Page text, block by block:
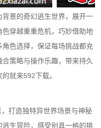
景的奇幻逃生世界，展开一
穿越重重危机，巧妙借助地
色选择，保证每场挑战都充
策略与操作乐趣，带来持久
就来592下载。
打造独特异世界场景与神秘
生冒险，感受别具一格的挑